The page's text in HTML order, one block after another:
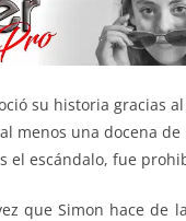
su historia gracias
menos una docena
el escándalo, fue
que Simon hace de